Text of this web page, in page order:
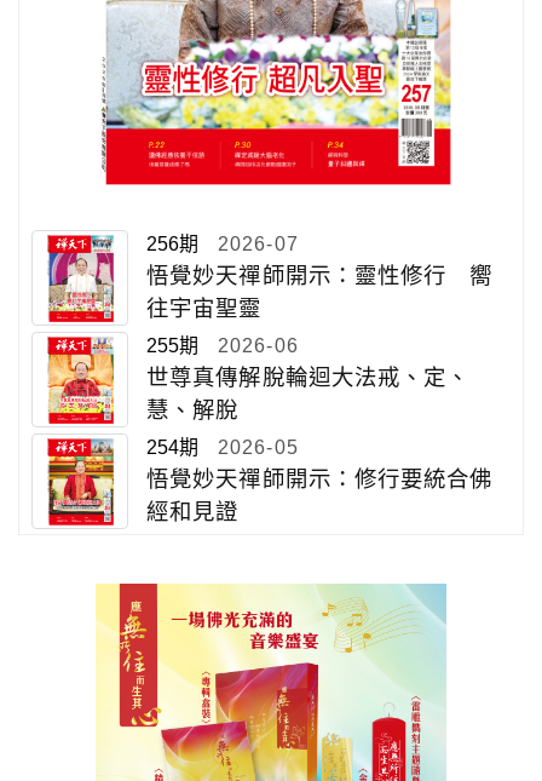
256期 2026-07
悟覺妙天禪師開示：靈性修行 嚮
往宇宙聖靈
255期 2026-06
世尊真傳解脫輪迴大法戒、定、
慧、解脫
254期 2026-05
悟覺妙天禪師開示：修行要統合佛
經和見證